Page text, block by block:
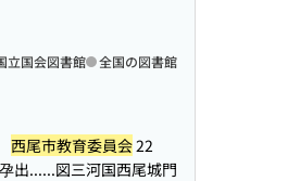
立国会図書館 全国の図書館
西尾市教育委員会22
出......図三河国西尾城門